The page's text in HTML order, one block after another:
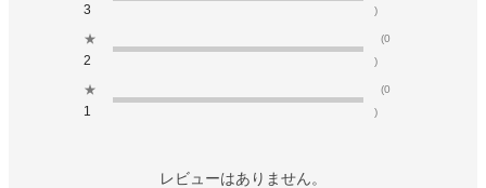
3
)
★
2
(0
)
★
1
(0
)
レビューはありません。